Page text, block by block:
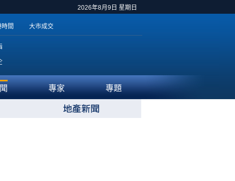
2026年8月9日 星期日
間 大市成交
專家 專題